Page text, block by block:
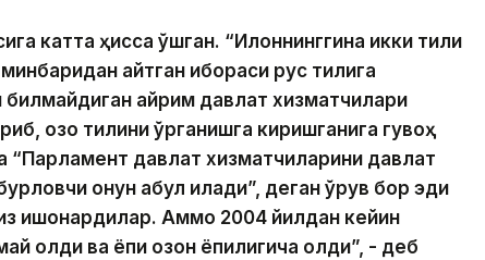
катта ҳисса қўшган. “Илоннинггина икки тили
айтган ибораси рус тилига
билмайдиган айрим давлат хизматчилари
қозоқ тилини ўрганишга киришганига гувоҳ
“Парламент давлат хизматчиларини давлат
қонун қабул қилади”, деган қўрқув бор эди
ишонардилар. Аммо 2004 йилдан кейин
қолди ва ёпиқ қозон ёпиқлигича қолди”, - деб